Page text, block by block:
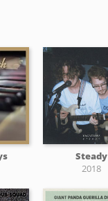
Steady
2018